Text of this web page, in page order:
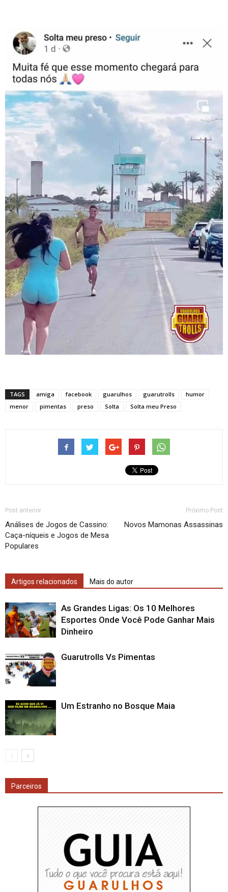
TAGS amiga facebook guarulhos guarutrolls
humor
menor
pimentas preso Solta Solta meu Preso
Post anterior
Análises de Jogos de Cassino:
Caça-níqueis e Jogos de Mesa
Populares
Próximo Post
Novos Mamonas Assassinas
Artigos relacionados Mais do autor
As Grandes Ligas: Os 10 Melhores
Esportes Onde Você Pode Ganhar Mais
Dinheiro
Guarutrolls Vs Pimentas
Um Estranho no Bosque Maia
Parceiros